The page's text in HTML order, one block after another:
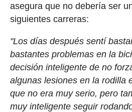
asegura que no debería ser
siguientes carreras:
"Los días después sentí
bastantes problemas en la
decisión inteligente de no
algunas lesiones en la rodilla
que no era muy serio, pero
muy inteligente seguir